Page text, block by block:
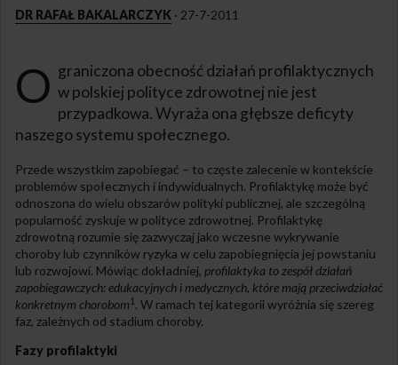
DR RAFAŁ BAKALARCZYK · 27-7-2011
O graniczona obecność działań profilaktycznych
w polskiej polityce zdrowotnej nie jest
przypadkowa. Wyraża ona głębsze deficyty
naszego systemu społecznego.
Przede wszystkim zapobiegać – to częste zalecenie w kontekście
problemów społecznych i indywidualnych. Profilaktykę może być
odnoszona do wielu obszarów polityki publicznej, ale szczególną
popularność zyskuje w polityce zdrowotnej. Profilaktykę
zdrowotną rozumie się zazwyczaj jako wczesne wykrywanie
choroby lub czynników ryzyka w celu zapobiegnięcia jej powstaniu
lub rozwojowi. Mówiąc dokładniej, profilaktyka to zespół działań
zapobiegawczych: edukacyjnych i medycznych, które mają przeciwdziałać
konkretnym chorobom1 . W ramach tej kategorii wyróżnia się szereg
faz, zależnych od stadium choroby.
Fazy profilaktyki